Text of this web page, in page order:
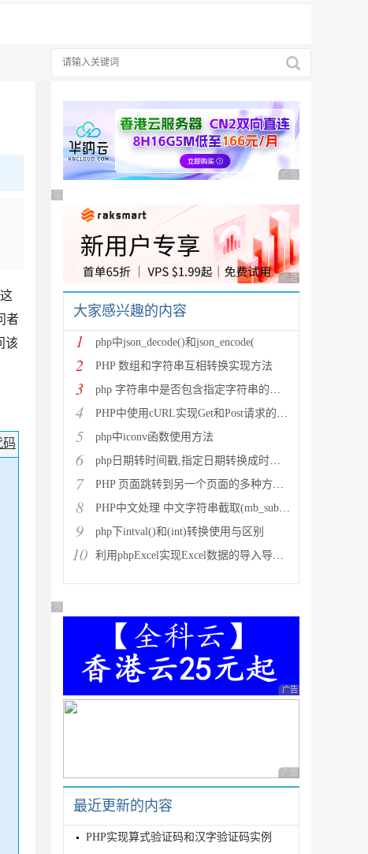
择
择
者
该
码
广告 商业广告，理性
广告 商业广告，理性选择
广告 商业广告，理性
大家感兴趣的内容
1 php中json_decode()和json_encode(
2 PHP 数组和字符串互相转换实现方法
3 php 字符串中是否包含指定字符串的多种方法
4 PHP中使用cURL实现Get和Post请求的方法
5 php中iconv函数使用方法
6 php日期转时间戳,指定日期转换成时间戳
7 PHP 页面跳转到另一个页面的多种方法方法总结
8 PHP中文处理 中文字符串截取(mb_substr)和获取中
9 php下intval()和(int)转换使用与区别
10 利用phpExcel实现Excel数据的导入导出(全步骤详细
广告 商业广告，理性选择
广告 商业广告，理性
广告 商业广告，理性
最近更新的内容
PHP实现算式验证码和汉字验证码实例